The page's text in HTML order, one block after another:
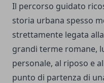
Il percorso guidato
storia urbana spesso
strettamente legata
grandi terme romane,
personale, al riposo e
punto di partenza di